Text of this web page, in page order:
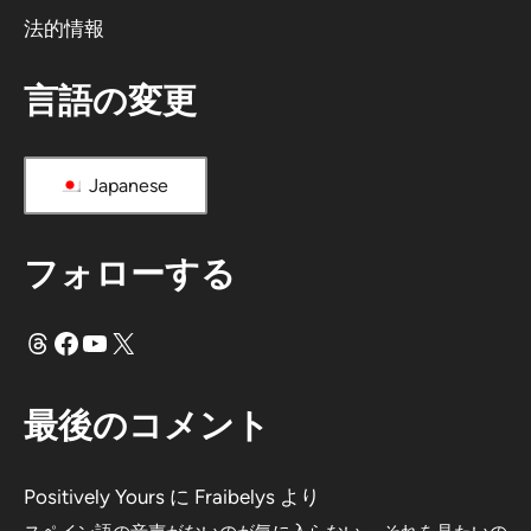
法的情報
言語の変更
Japanese
フォローする
スレッド フェイスブックユーチューブX
最後のコメント
Positively Yours に Fraibelys より